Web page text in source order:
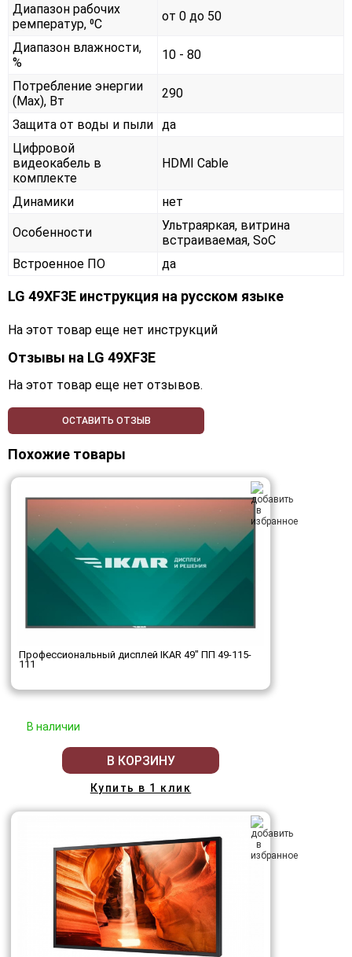
Диапазон рабочих
ремператур, ⁰С
от 0 до 50
Диапазон влажности,
%
10 - 80
Потребление энергии
(Max), Вт
290
Защита от воды и пыли
да
Цифровой
видеокабель в
комплекте
HDMI Cable
Динамики нет
Особенности
Ультраяркая, витрина
встраиваемая, SoC
Встроенное ПО
да
LG 49XF3E инструкция на русском языке
На этот товар еще нет инструкций
Отзывы на LG 49XF3E
На этот товар еще нет отзывов.
ОСТАВИТЬ ОТЗЫВ
Похожие товары
Профессиональный дисплей IKAR 49" ПП 49-115-
111
В наличии
В КОРЗИНУ
Купить в 1 клик